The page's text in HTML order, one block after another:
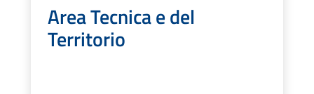
Area Tecnica e del
Territorio